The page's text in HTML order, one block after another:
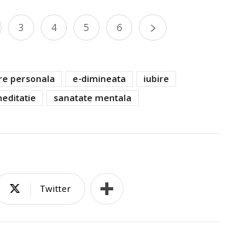
3 4 5 6
personala e-dimineata
iubire
sanatate mentala
Twitter